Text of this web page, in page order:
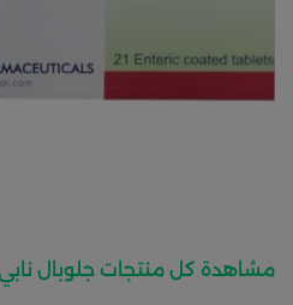
مشاهدة كل منتجات جلوبال نابي